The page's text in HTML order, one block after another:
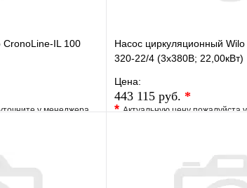
CronoLine-IL 100
у менеджера
Насос циркуляционный
320-22/4 (3х380В; 22,00кВт)
Цена:
443 115 руб. *
*Актуальную цену пожалуйста